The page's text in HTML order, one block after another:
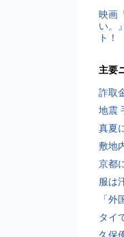
映画
い。
ト！
主要
詐取
地震
真夏
敷地
京都
服は
「
タイ
久保